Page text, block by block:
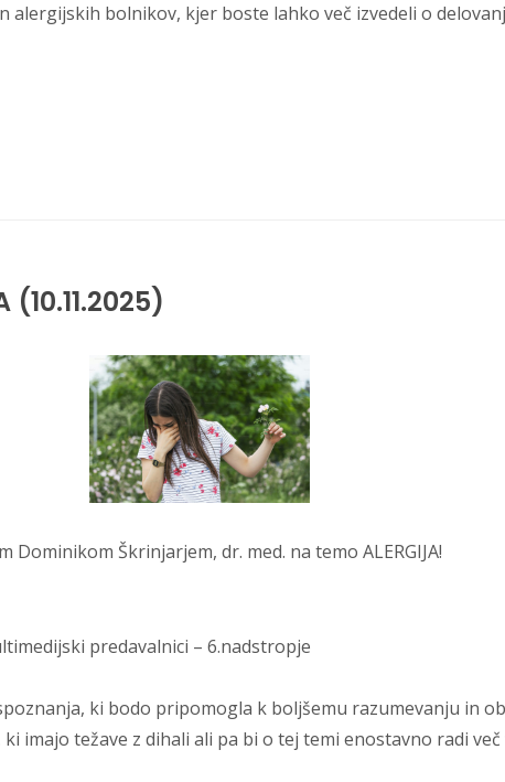
alergijskih bolnikov, kjer boste lahko več izvedeli o
Škrinjarjem, dr. med. na temo ALERGIJA!
predavalnici – 6.nadstropje
ki bodo pripomogla k boljšemu razumevanju in
imajo težave z dihali ali pa bi o tej temi enostavno radi več